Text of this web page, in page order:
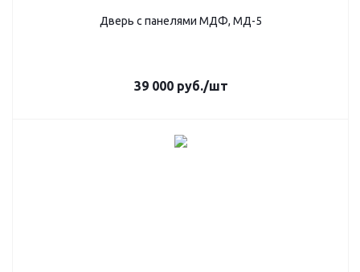
Дверь с панелями МДФ, МД-5
39 000руб./шт